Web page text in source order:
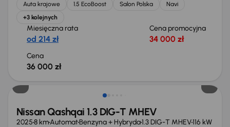
Auta krajowe 1.5 EcoBoost Salon Polska
Navi
+3 kolejnych
Miesięczna rata
od 214 zł
Cena promocyjna
34 000 zł
Cena
36 000 zł
Od nowego taniej o 36 775 zł
Nissan Qashqai 1.3 DIG-T MHEV
20258 kmAutomatBenzyna + Hybryda1.3 DIG-T MHEV116 kW